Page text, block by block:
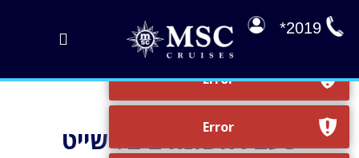
לתוכן
Toggle
הפלגות במבצע
הפלגות שלנו
2019*
פעם ראשונה בים? שייט
Error
Error